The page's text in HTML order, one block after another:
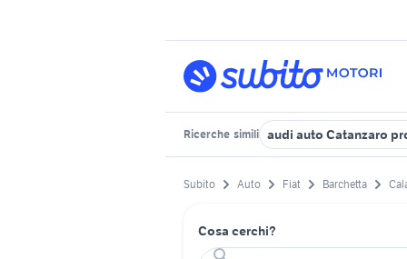
Ricerche simili audi auto Catanzaro
Subito Auto Fiat Barchetta
Cosa cerchi?